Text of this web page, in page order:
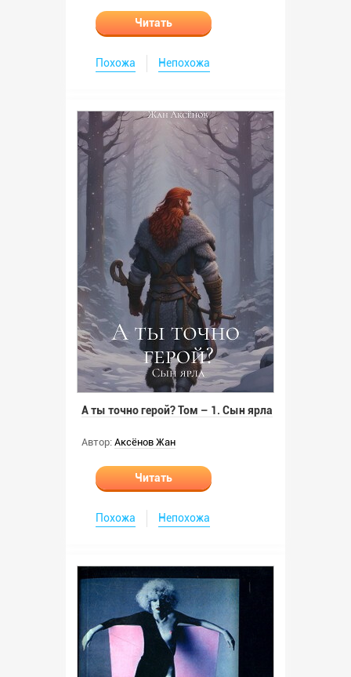
Читать
Похожа Непохожа
А ты точно герой? Том – 1. Сын ярла
Автор: Аксёнов Жан
Читать
Похожа Непохожа